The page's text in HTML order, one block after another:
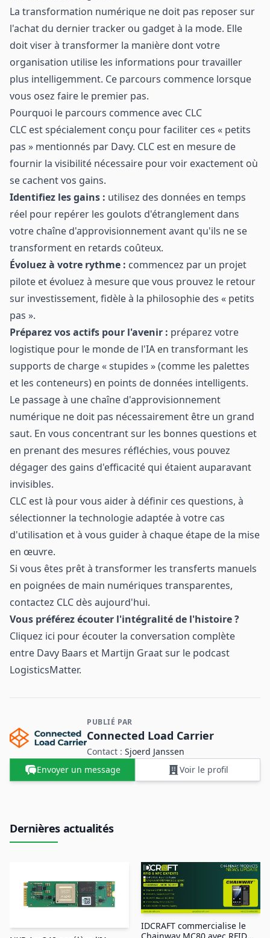
La transformation numérique ne doit pas reposer sur
l'achat du dernier tracker ou gadget à la mode. Elle
doit viser à transformer la manière dont votre
organisation utilise les informations pour travailler
plus intelligemment. Ce parcours commence lorsque
vous osez faire le premier pas.
Pourquoi le parcours commence avec CLC
CLC est spécialement conçu pour faciliter ces « petits
pas » mentionnés par Davy. CLC est en mesure de
fournir la visibilité nécessaire pour voir exactement où
se cachent vos gains.
Identifiez les gains : utilisez des données en temps
réel pour repérer les goulots d'étranglement dans
votre chaîne d'approvisionnement avant qu'ils ne se
transforment en retards coûteux.
Évoluez à votre rythme : commencez par un projet
pilote et évoluez à mesure que vous prouvez le retour
sur investissement, fidèle à la philosophie des « petits
pas ».
Préparez vos actifs pour l'avenir : préparez votre
logistique pour le monde de l'IA en transformant les
supports de charge « stupides » (comme les palettes
et les conteneurs) en points de données intelligents.
Le passage à une chaîne d'approvisionnement
numérique ne doit pas nécessairement être un grand
saut. En vous concentrant sur les bonnes questions et
en prenant des mesures réfléchies, vous pouvez
dégager des gains d'efficacité qui étaient auparavant
invisibles.
CLC est là pour vous aider à définir ces questions, à
sélectionner la technologie adaptée à votre cas
d'utilisation et à vous guider à chaque étape de la mise
en œuvre.
Si vous êtes prêt à transformer les transferts manuels
en poignées de main numériques transparentes,
contactez CLC dès aujourd'hui.
Vous préférez écouter l'intégralité de l'histoire ?
Cliquez ici pour écouter la conversation complète
entre Davy Baars et Martijn Graat sur le podcast
LogisticsMatter.
Contact et informations sur l'entreprise
PUBLIÉ PAR
Connected Load Carrier
Contact : Sjoerd Janssen
Envoyer un message
Voir le profil
Dernières actualités
IDCRAFT commercialise le